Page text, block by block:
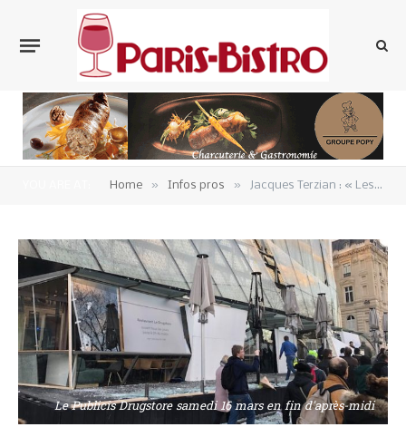
Home » Infos pros » Jacques Terzian : « Les manifestations sur les Champs-Elysées ne doivent plus se produire.»
Le Publicis Drugstore samedi 16 mars en fin d'après-midi